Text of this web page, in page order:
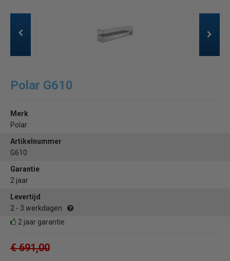
Polar G610
Merk
Polar
Artikelnummer
G610
Garantie
2 jaar
Levertijd
2 - 3 werkdagen
2 jaar garantie
€ 691,00